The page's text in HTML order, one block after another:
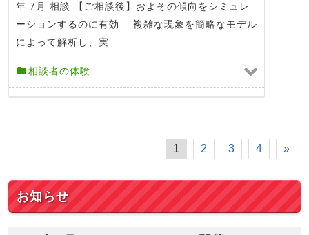
年 7月 相談 【ご相談後】およその傾向をシミュレ
ーションするのに有効 複雑な現象を簡略なモデル
によって解析し、実...
相談者の体験
1 2 3 4 »
お知らせ